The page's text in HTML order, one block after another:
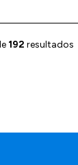
192 resultados